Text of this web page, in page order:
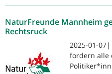
NaturFreunde Mannheim
Rechtsruck
2025-01-
fordern alle